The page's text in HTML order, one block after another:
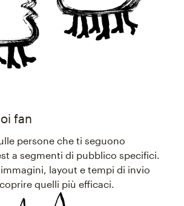
fan
persone che ti seguono
a segmenti di pubblico specifici.
layout e tempi di invio
quelli più efficaci.